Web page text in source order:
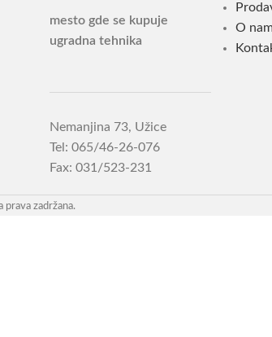
mesto gde se kupuje
ugradna tehnika
Nemanjina 73, Užice
Tel: 065/46-26-076
Fax: 031/523-231
O
prava zadržana.